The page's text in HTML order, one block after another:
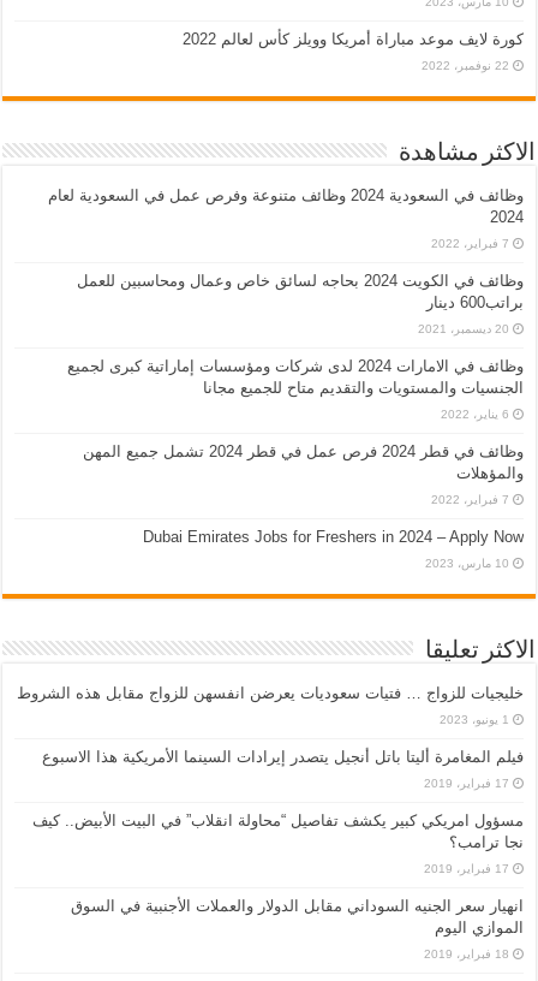
كورة لايف موعد مباراة أمريكا وويلز كأس لعالم 2022
22 نوفمبر، 2022
الاكثر مشاهدة
وظائف في السعودية 2024 وظائف متنوعة وفرص عمل في السعودية لعام
2024
7 فبراير، 2022
وظائف في الكويت 2024 بحاجه لسائق خاص وعمال ومحاسبين للعمل
براتب600 دينار
20 ديسمبر، 2021
وظائف في الامارات 2024 لدى شركات ومؤسسات إماراتية كبرى لجميع
الجنسيات والمستويات والتقديم متاح للجميع مجانا
6 يناير، 2022
وظائف في قطر 2024 فرص عمل في قطر 2024 تشمل جميع المهن
والمؤهلات
7 فبراير، 2022
Dubai Emirates Jobs for Freshers in 2024 – Apply Now
10 مارس، 2023
الاكثر تعليقا
خليجيات للزواج … فتيات سعوديات يعرضن انفسهن للزواج مقابل هذه الشروط
1 يونيو، 2023
فيلم المغامرة أليتا‭ ‬باتل أنجيل يتصدر إيرادات السينما الأمريكية هذا الاسبوع
17 فبراير، 2019
مسؤول امريكي كبير يكشف تفاصيل “محاولة انقلاب” في البيت الأبيض.. كيف
نجا ترامب؟
17 فبراير، 2019
انهيار سعر الجنيه السوداني مقابل الدولار والعملات الأجنبية في السوق
الموازي اليوم
18 فبراير، 2019